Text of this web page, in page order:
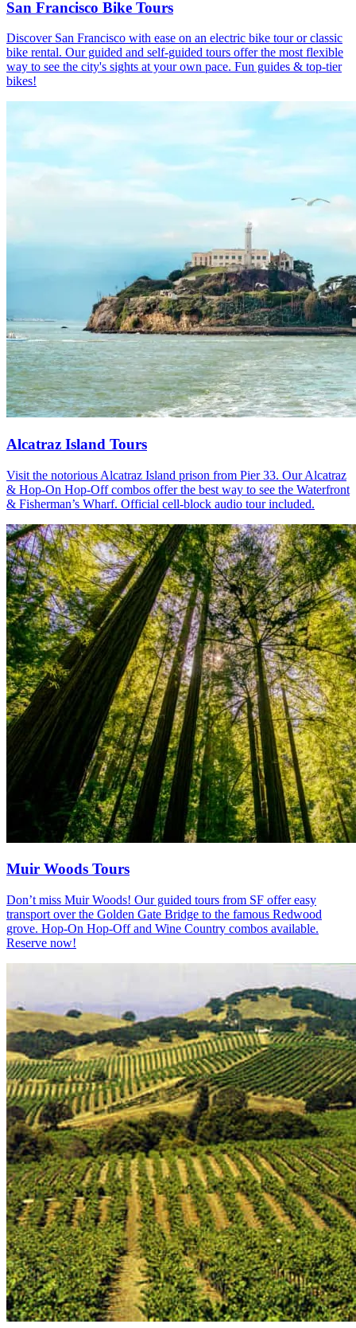
San Francisco Bike Tours
Discover San Francisco with ease on an electric bike tour or classic
bike rental. Our guided and self-guided tours offer the most flexible
way to see the city's sights at your own pace. Fun guides & top-tier
bikes!
Alcatraz Island Tours
Visit the notorious Alcatraz Island prison from Pier 33. Our Alcatraz
& Hop-On Hop-Off combos offer the best way to see the Waterfront
& Fisherman’s Wharf. Official cell-block audio tour included.
Muir Woods Tours
Don’t miss Muir Woods! Our guided tours from SF offer easy
transport over the Golden Gate Bridge to the famous Redwood
grove. Hop-On Hop-Off and Wine Country combos available.
Reserve now!